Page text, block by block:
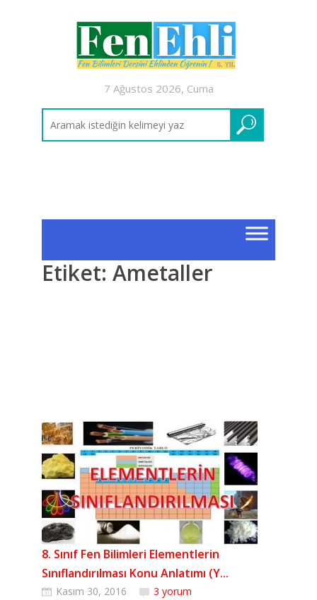
7 Ağustos 2026, Cuma
Etiket: Ametaller
8. Sınıf Fen Bilimleri Elementlerin
Sınıflandırılması Konu Anlatımı (Y...
Kasım 30, 2016
3 yorum